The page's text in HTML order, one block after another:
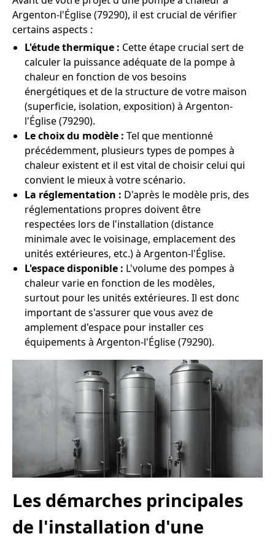
Argenton-l'Église (79290), il est crucial de vérifier
certains aspects :
L'étude thermique : Cette étape crucial sert de
calculer la puissance adéquate de la pompe à
chaleur en fonction de vos besoins
énergétiques et de la structure de votre maison
(superficie, isolation, exposition) à Argenton-
l'Église (79290).
Le choix du modèle : Tel que mentionné
précédemment, plusieurs types de pompes à
chaleur existent et il est vital de choisir celui qui
convient le mieux à votre scénario.
La réglementation : D'après le modèle pris, des
réglementations propres doivent être
respectées lors de l'installation (distance
minimale avec le voisinage, emplacement des
unités extérieures, etc.) à Argenton-l'Église.
L'espace disponible : L'volume des pompes à
chaleur varie en fonction de les modèles,
surtout pour les unités extérieures. Il est donc
important de s'assurer que vous avez de
amplement d'espace pour installer ces
équipements à Argenton-l'Église (79290).
Les démarches principales
de l'installation d'une